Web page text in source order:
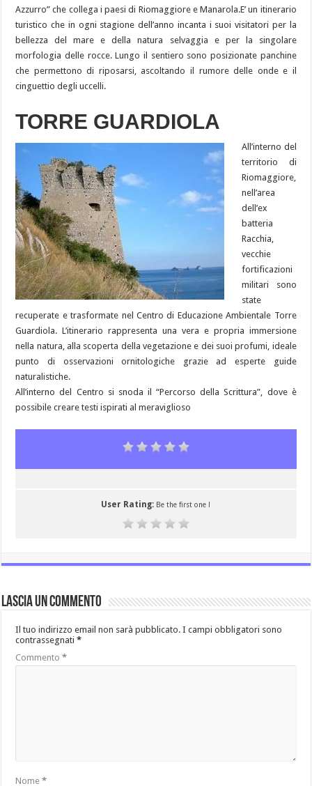
Azzurro” che collega i paesi di Riomaggiore e Manarola.E’ un itinerario
turistico che in ogni stagione dell’anno incanta i suoi visitatori per la
bellezza del mare e della natura selvaggia e per la singolare
morfologia delle rocce. Lungo il sentiero sono posizionate panchine
che permettono di riposarsi, ascoltando il rumore delle onde e il
cinguettio degli uccelli.
TORRE GUARDIOLA
All’interno del
territorio di
Riomaggiore,
nell’area
dell’ex
batteria
Racchia,
vecchie
fortificazioni
militari sono
state
recuperate e trasformate nel Centro di Educazione Ambientale Torre
Guardiola. L’itinerario rappresenta una vera e propria immersione
nella natura, alla scoperta della vegetazione e dei suoi profumi, ideale
punto di osservazioni ornitologiche grazie ad esperte guide
naturalistiche.
All’interno del Centro si snoda il “Percorso della Scrittura”, dove è
possibile creare testi ispirati al meraviglioso
User Rating: Be the first one !
Lascia un commento
Il tuo indirizzo email non sarà pubblicato. I campi obbligatori sono
contrassegnati*
Commento*
Nome*